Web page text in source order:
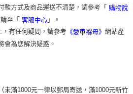
款方式及商品運送不清楚，請參考「 購物說
至「 客服中心 」。
有任何疑問，請參考 《愛車褓母》 網站產
會為您解決疑惑。
未滿1000元一律以郵局寄送，滿1000元新竹